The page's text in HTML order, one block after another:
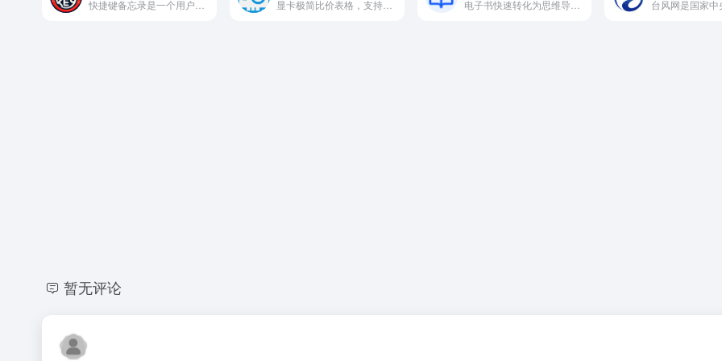
显卡极简比价表格，支持京东、淘宝、拼多多等主流平台，实时更新，支持品牌、显存、平台、店铺类型、新旧商品等多维筛选，助你快速选购高性价比显卡。
暂无评论